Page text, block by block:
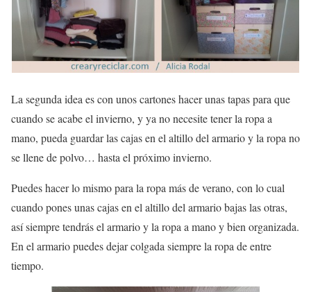
La segunda idea es con unos cartones hacer unastapaspara que
cuando se acabe el invierno, y ya no necesite tener la ropa a
mano, pueda guardar las cajas en el altillo del armario y la ropa no
se llene de polvo… hasta el próximo invierno.
Puedes hacer lo mismo para la ropa más de verano, con lo cual
cuando pones unas cajas en el altillo del armario bajas las otras,
así siempre tendrás el armario y la ropa a mano y bien organizada.
En el armario puedes dejar colgada siempre la ropa de entre
tiempo.